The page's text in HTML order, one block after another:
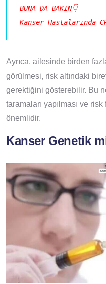
BUNA DA BAKIN👇
Kanser Hastalarında
Ayrıca, ailesinde birden
görülmesi, risk altındaki
gerektiğini gösterebilir. Bu
taramaları yapılması ve
önemlidir.
Kanser Genetik